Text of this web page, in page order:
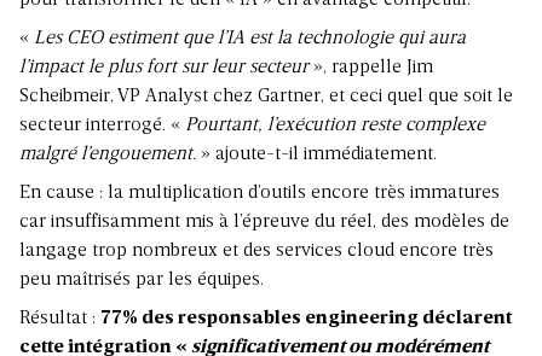
« Les CEO estiment que l’IA est la technologie qui aura
l’impact le plus fort sur leur secteur», rappelle Jim
Scheibmeir, VP Analyst chez Gartner, et ceci quel que soit le
secteur interrogé. « Pourtant, l’exécution reste complexe
malgré l’engouement. » ajoute-t-il immédiatement.
En cause : la multiplication d’outils encore très immatures
car insuffisamment mis à l’épreuve du réel, des modèles de
langage trop nombreux et des services cloud encore très
peu maîtrisés par les équipes.
Résultat : 77% des responsables engineering déclarent
cette intégration « significativement ou modérément